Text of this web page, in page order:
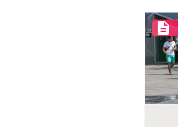
description